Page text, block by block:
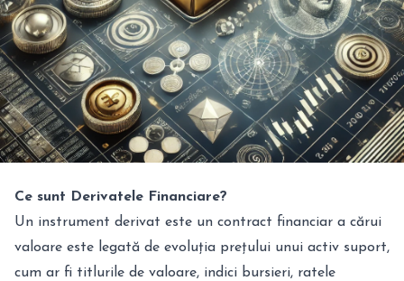
Ce sunt Derivatele Financiare?
Un instrument derivat este un contract financiar a cărui
valoare este legată de evoluția prețului unui activ suport,
cum ar fi titlurile de valoare, indici bursieri, ratele